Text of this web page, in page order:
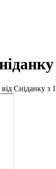
Сніданку з